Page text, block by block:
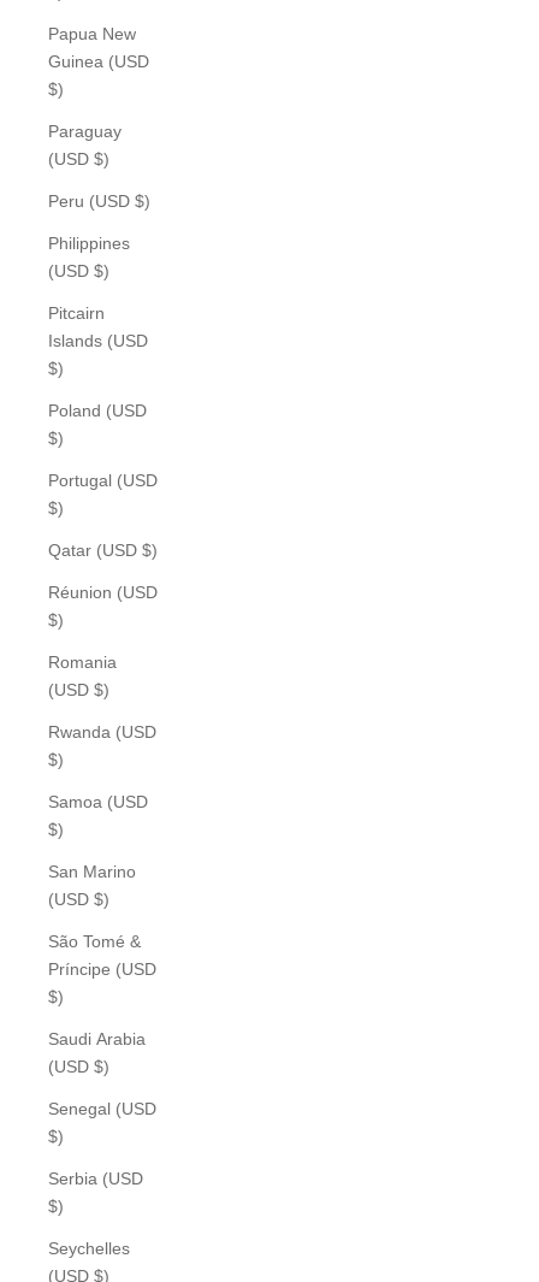
Papua New
Guinea (USD
$)
Paraguay
(USD $)
Peru (USD $)
Philippines
(USD $)
Pitcairn
Islands (USD
$)
Poland (USD
$)
Portugal (USD
$)
Qatar (USD $)
Réunion (USD
$)
Romania
(USD $)
Rwanda (USD
$)
Samoa (USD
$)
San Marino
(USD $)
São Tomé &
Príncipe (USD
$)
Saudi Arabia
(USD $)
Senegal (USD
$)
Serbia (USD
$)
Seychelles
(USD $)